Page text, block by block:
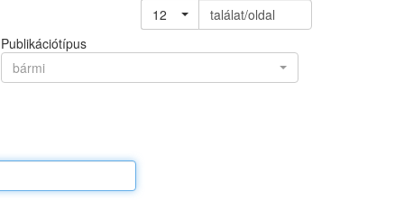
12
találat/oldal
Publikációtípus
bármi